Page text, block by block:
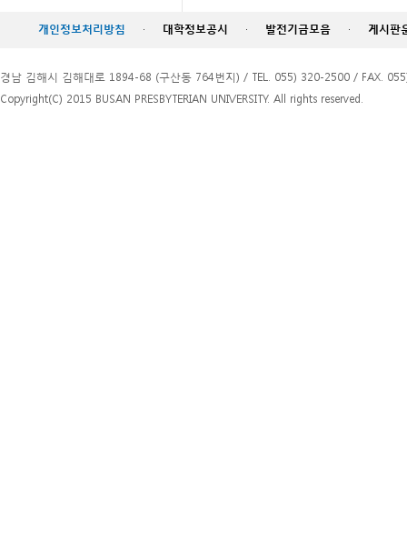
개인정보처리방침 · 대학정보공시 · 발전기금모음 · 게시판
경남 김해시 김해대로 1894-68 (구산동 764번지) / TEL. 055) 320-2500 / FAX.
Copyright(C) 2015 BUSAN PRESBYTERIAN UNIVERSITY. All rights reserved.